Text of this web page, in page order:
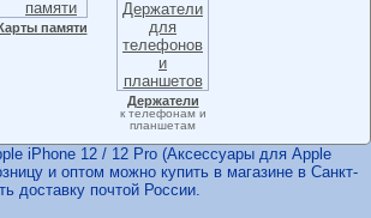
памяти
Держатели
к телефонам и
планшетам
iPhone 12 / 12 Pro (Аксессуары для Apple
и оптом можно купить в магазине в Санкт-
доставку почтой России.